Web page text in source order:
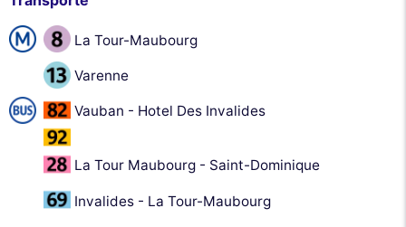
La Tour-Maubourg
Varenne
Vauban - Hotel Des Invalides
La Tour Maubourg - Saint-Dominique
Invalides - La Tour-Maubourg